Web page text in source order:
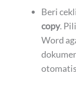
Beri
copy.
Word